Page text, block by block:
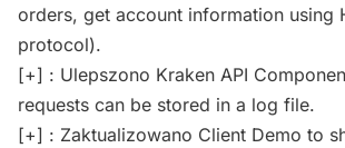
orders, get account information using
protocol).
[+] : Ulepszono Kraken API
requests can be stored in a log file.
[+] : Zaktualizowano Client Demo to